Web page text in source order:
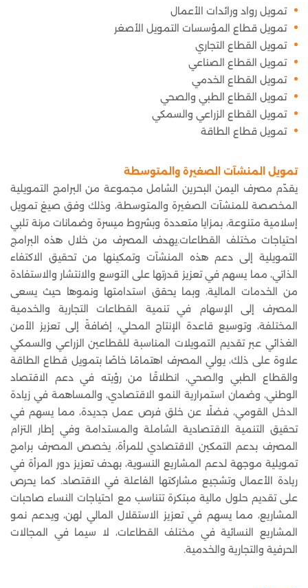
تمويل رواد ورائدات الأعمال
تمويل قطاع المؤسسات التمويل الأصغر
تمويل القطاع التجاري
تمويل القطاع الصناعي
تمويل القطاع الخدمي
تمويل القطاع الطبي والصحي
تمويل القطاع الزراعي والسمكي
تمويل قطاع الطاقة
تمويل المنشآت الصغيرة والمتوسطة
يقدّم مصرف اليمن البحرين الشامل مجموعة من البرامج التمويلية
المخصصة للمنشآت الصغيرة والمتوسطة، وذلك وفق صيغ تمويل
إسلامية متنوعة، بمزايا متعددة وبشروط ميسرة وضمانات مرنة تلبي
احتياجات مختلف القطاعات.يهدف المصرف من خلال هذه البرامج
التمويلية إلى دعم هذه المنشآت وتمكينها من تحقيق الاكتفاء
الذاتي، مما يسهم في تعزيز قدرتها على التوسع والانتشار والاستفادة
من الخدمات المالية، وبما يحقق استدامتها ونموها حيث يسعى
المصرف إلى الإسهام في تنمية القطاعات التجارية والخدمية
المختلفة، وتوسيع قاعدة الإنتاج المحلي، إضافةً إلى تعزيز الأمن
الغذائي عبر تقديم التمويلات المناسبة للقطاعين الزراعي والسمكي
علاوة على ذلك، يولي المصرف اهتمامًا خاصًا بتمويل قطاع الطاقة
والقطاع الطبي والصحي، انطلاقًا من رؤيته في دعم الاقتصاد
الوطني، وضمان استمرارية النمو الاقتصادي، والمساهمة في زيادة
الدخل القومي، فضلًا عن خلق فرص عمل جديدة، مما يسهم في
تحقيق التنمية الاقتصادية الشاملة والمستدامة وفي إطار التزام
المصرف بدعم التمكين الاقتصادي للمرأة، يخصص المصرف برامج
تمويلية موجهة لدعم المشاريع النسوية، بهدف تعزيز دور المرأة في
ريادة الأعمال وتشجيع مشاركتها الفاعلة في الاقتصاد. كما يحرص
على تقديم حلول مالية مبتكرة تتناسب مع احتياجات النساء صاحبات
المشاريع، مما يسهم في تعزيز الاستقلال المالي لهن، ويدعم نمو
المشاريع النسائية في مختلف القطاعات، لا سيما في المجالات
الحرفية والتجارية والخدمية.